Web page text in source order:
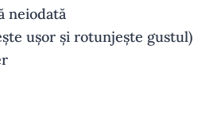
neiodată
ușor și rotunjește gustul)